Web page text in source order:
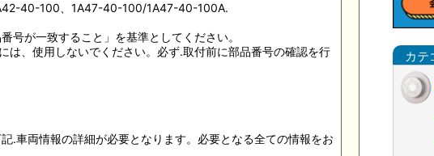
40-100、1A47-40-100/1A47-40-100A.
号が一致すること」を基準としてください。
は、使用しないでください。必ず.取付前に部品番号の確認を行
.車両情報の詳細が必要となります。必要となる全ての情報をお